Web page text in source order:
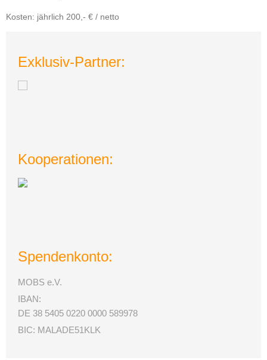
Kosten: jährlich 200,- € / netto
Exklusiv-Partner:
Kooperationen:
Spendenkonto:
MOBS e.V.
IBAN:
DE 38 5405 0220 0000 589978
BIC: MALADE51KLK